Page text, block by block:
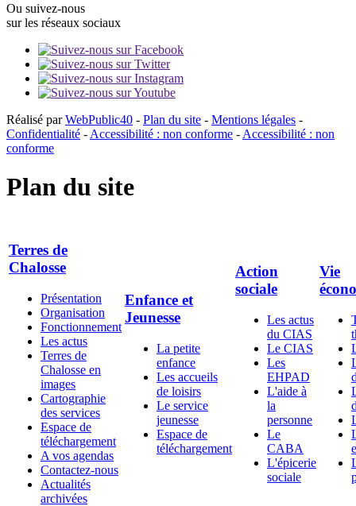
Ou suivez-nous
sur les réseaux sociaux
Réalisé parWebPublic40 - Plan du site - Mentions légales -
Confidentialité - Accessibilité : non conforme - Accessibilité : non
conforme
Plan du site
Terres de
Chalosse
Présentation
Organisation
Fonctionnement
Les actus
Terres de
Chalosse en
images
Cartographie
des services
Espace de
téléchargement
A vos agendas
Contactez-nous
Actualités
archivées
Enfance et
Jeunesse
La petite
enfance
Les accueils
de loisirs
Le service
jeunesse
Espace de
téléchargement
Action
sociale
Les actus
du CIAS
Le CIAS
Les
EHPAD
L'aide à
la
personne
Le
CABA
L'épicerie
sociale
Vie